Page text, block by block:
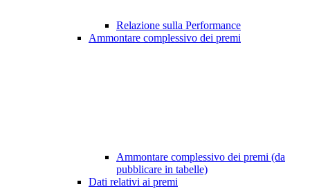
Relazione sulla Performance
Ammontare complessivo dei premi
Ammontare complessivo dei premi (da
pubblicare in tabelle)
Dati relativi ai premi